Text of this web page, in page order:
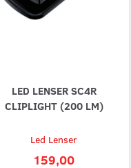
LED LENSER SC4R
CLIPLIGHT (200 LM)
Led Lenser
159,00